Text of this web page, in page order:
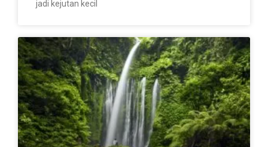
jadi kejutan kecil